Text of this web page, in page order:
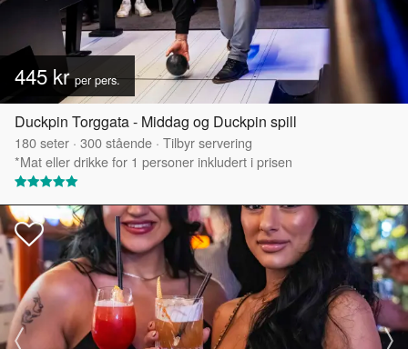
445 krper pers.
Duckpin Torggata - Middag og Duckpin spill
180seter · 300stående · Tilbyr servering
*Mat eller drikke for 1 personer inkludert i prisen